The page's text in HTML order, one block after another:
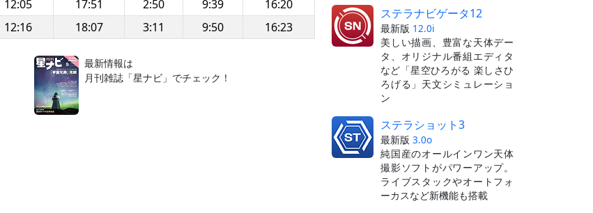
12:05 17:51 2:50 9:39
16:20
12:16 18:07 3:11 9:50 16:23
最新情報は
月刊雑誌「星ナビ」でチェック！
ステラナビゲータ12
最新版 12.0i
美しい描画、豊富な天体デー
タ、オリジナル番組エディタ
など「星空ひろがる 楽しさひ
ろげる」天文シミュレーショ
ン
ステラショット3
最新版 3.0o
純国産のオールインワン天体
撮影ソフトがパワーアップ。
ライブスタックやオートフォ
ーカスなど新機能も搭載